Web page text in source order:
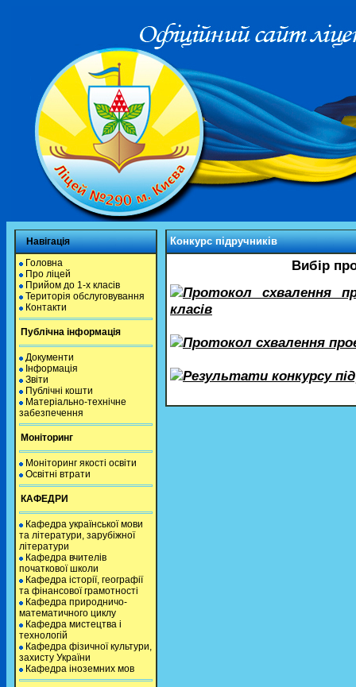
Навігація
Головна
Про ліцей
Прийом до 1-х класів
Територія обслуговування
Контакти
Публічна інформація
Документи
Інформація
Звіти
Публічні кошти
Матеріально-технічне
забезпечення
Моніторинг
Моніторинг якості освіти
Освітні втрати
КАФЕДРИ
Кафедра української мови
та літератури, зарубіжної
літератури
Кафедра вчителів
початкової школи
Кафедра історії, географії
та фінансової грамотності
Кафедра природничо-
математичного циклу
Кафедра мистецтва і
технологій
Кафедра фізичної культури,
захисту України
Кафедра іноземних мов
Конкурс підручників
Вибір
Протокол схвалення
класів
Протокол схвалення
Результати конкурсу